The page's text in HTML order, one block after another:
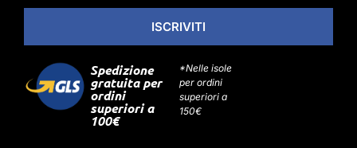
ISCRIVITI
Spedizione
gratuita per
ordini
superiori a
100€
*Nelle isole
per ordini
superiori a
150€